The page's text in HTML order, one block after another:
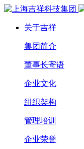
关于吉祥
集团简介
董事长寄语
企业文化
组织架构
管理培训
企业荣誉